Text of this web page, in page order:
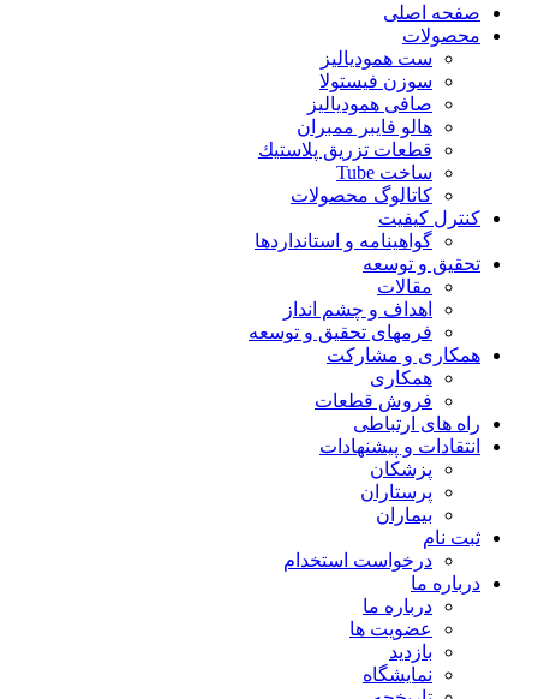
صفحه اصلی
محصولات
ست همودیالیز
سوزن فیستولا
صافی همودیالیز
هالو فایبر ممبران
قطعات تزريق پلاستيك
ساخت Tube
کاتالوگ محصولات
کنترل کیفیت
گواهينامه و استانداردها
تحقيق و توسعه
مقالات
اهداف و چشم انداز
فرمهای تحقیق و توسعه
همکاری و مشارکت
همکاری
فروش قطعات
راه های ارتباطی
انتقادات و پيشنهادات
پزشكان
پرستاران
بيماران
ثبت نام
درخواست استخدام
درباره ما
درباره ما
عضویت ها
بازدید
نمایشگاه